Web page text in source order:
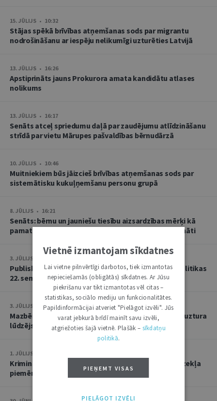
15. JŪLIJS • 10:32
Stājas spēkā brīvības atņemšanas sods par migrantu
nodrošināšanu ar iespēju nelikumīgi uzturēties Latvijā
13. JŪLIJS • 16:26
Apstiprināts jauns Prokurora amata kandidātu atlases
nolikums
13. JŪLIJS • 16:17
Senāts atceļ spriedumu daļā par zaudējumu atlīdzināšanu
strīdā par vietu Mārupes pašvaldības bērnudārzā
10. JŪLIJS • 10:46
Muitniekiem būs jāizcieš brīvības atņemšanas sods par
sistemātisku kukuļņemšanu personu grupā
8. JŪLIJS • 16:21
Senāts: bērnu un jauniešu tiesību aizsardzības mērķi kā
pamatu atbrīvojumam no PVN nevar tulkot paplašināti
3. JŪLIJS • 18:23
Publisko tiesību institūta konstitucionālās tiesībpolitikas
22. seminārs
3. JŪLIJS • 14:45
Mazbērniem nav pienākuma uzturēt vecvecākus, ja uztura
lūdzējs nav par viņiem rūpējies
1. JŪLIJS • 17:38
Kriminālsoda un medicīniska rakstura piespiedu līdzekļa
piemērošana savstarpēji viens otru neizslēdz
Vietnē izmantojam sīkdatnes
Lai vietne pilnvērtīgi darbotos, tiek izmantotas
nepieciešamās (obligātās) sīkdatnes. Ar Jūsu
piekrišanu var tikt izmantotas vēl citas –
statistikas, sociālo mediju un funkcionalitātes.
Papildinformācijai atveriet "Pielāgot izvēli". Jūs
varat jebkurā brīdī mainīt savu izvēli,
atgriežoties šajā vietnē. Plašāk – sīkdatņu
politikā.
PIEŅEMT VISAS
PIELĀGOT IZVĒLI